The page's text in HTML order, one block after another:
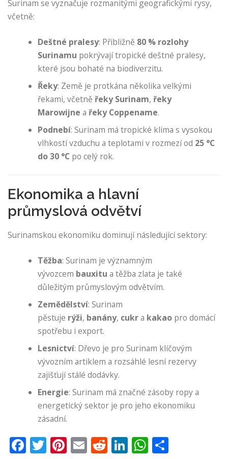
Surinam se vyznačuje rozmanitými geografickými rysy,
včetně:
Deštné pralesy: Přibližně 80 % rozlohy
Surinamu pokrývají tropické deštné pralesy,
které jsou bohaté na biodiverzitu.
Řeky: Země je protkána několika velkými
řekami, včetně řeky Surinam, řeky
Marowijne a řeky Coppename.
Podnebí: Surinam má tropické klima s vysokou
vlhkostí vzduchu a teplotami v rozmezí od 25 °C
do 30 °C po celý rok.
Ekonomika a hlavní
průmyslová odvětví
Surinamskou ekonomiku dominují následující sektory:
Těžba: Surinam je významným
vývozcem bauxitu a těžba zlata je také
důležitým průmyslovým odvětvím.
Zemědělství: Surinam
pěstuje rýži, banány, cukra kakao pro domácí
spotřebu i export.
Lesnictví: Dřevo je pro Surinam klíčovým
vývozním artiklem a rozsáhlé lesní rezervy
zajišťují stálé dodávky.
Energie: Surinam má značné zásoby ropy a
energetický sektor je pro jeho ekonomiku
zásadní.
Facebook
Twitter
Pinterest
EmailReddit
LinkedIn
WhatsApp